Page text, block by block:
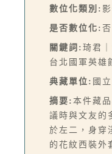
數位化類別:
是否數位化: 否
關鍵詞: 琦君
台北國軍英雄
典藏單位: 國
摘要: 本件藏
議時與文友的
於左二，身穿
的花紋西裝外